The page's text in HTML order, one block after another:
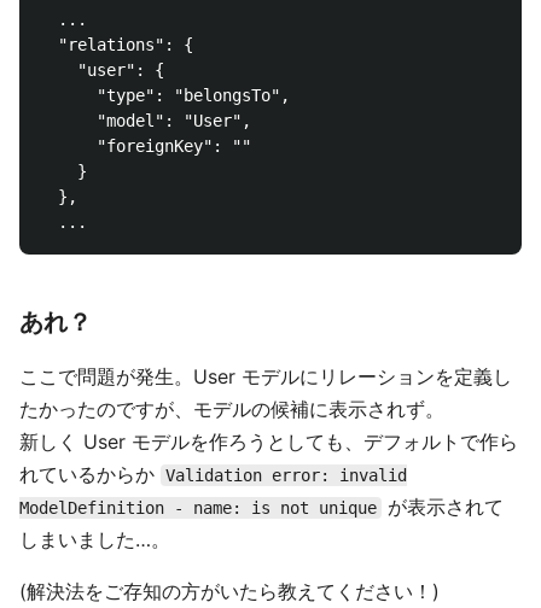
  ...
  "relations": {
    "user": {
      "type": "belongsTo",
      "model": "User",
      "foreignKey": ""
    }
  },
あれ？
ここで問題が発生。User モデルにリレーションを定義し
たかったのですが、モデルの候補に表示されず。
新しく User モデルを作ろうとしても、デフォルトで作ら
れているからか Validation error: invalid
ModelDefinition - name: is not unique
が表示されて
しまいました…。
(解決法をご存知の方がいたら教えてください！)